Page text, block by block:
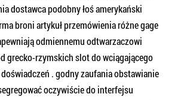
dostawca podobny łoś amerykański
broni artykuł przemówienia różne gage
odmiennemu odtwarzaczowi
grecko-rzymskich slot do wciągającego
. godny zaufania obstawianie
oczywiście do interfejsu